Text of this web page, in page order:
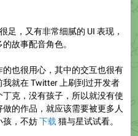
足，又有非常细腻的 UI 表现，
故事配音角色。
的也很用心，其中的交互也很有
我就在 Twitter 上刷到过开发者
克，没有孩子，所以就没有使
的作品，就应该需要被更多人
孩，不妨下载 猫与星试试看。